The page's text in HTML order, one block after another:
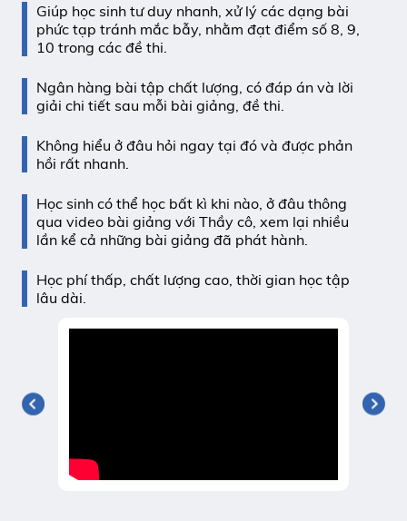
Giúp học sinh tư duy nhanh, xử lý các dạng bài
phức tạp tránh mắc bẫy, nhằm đạt điểm số 8, 9,
10 trong các đề thi.
Ngân hàng bài tập chất lượng, có đáp án và lời
giải chi tiết sau mỗi bài giảng, đề thi.
Không hiểu ở đâu hỏi ngay tại đó và được phản
hồi rất nhanh.
Học sinh có thể học bất kì khi nào, ở đâu thông
qua video bài giảng với Thầy cô, xem lại nhiều
lần kể cả những bài giảng đã phát hành.
Học phí thấp, chất lượng cao, thời gian học tập
lâu dài.